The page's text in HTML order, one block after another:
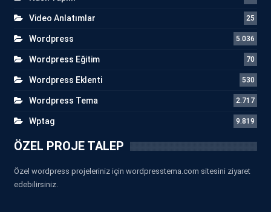
Video Anlatımlar 25
Wordpress 5.036
Wordpress Eğitim 70
Wordpress Eklenti 530
Wordpress Tema 2.717
Wptag 9.819
ÖZEL PROJE TALEP
Özel wordpress projeleriniz için wordpresstema.com sitesini ziyaret
edebilirsiniz.